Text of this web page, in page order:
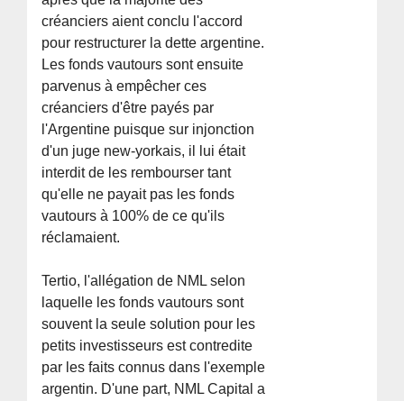
créanciers aient conclu l'accord
pour restructurer la dette argentine.
Les fonds vautours sont ensuite
parvenus à empêcher ces
créanciers d'être payés par
l'Argentine puisque sur injonction
d'un juge new-yorkais, il lui était
interdit de les rembourser tant
qu'elle ne payait pas les fonds
vautours à 100% de ce qu'ils
réclamaient.
Tertio, l'allégation de NML selon
laquelle les fonds vautours sont
souvent la seule solution pour les
petits investisseurs est contredite
par les faits connus dans l'exemple
argentin. D'une part, NML Capital a